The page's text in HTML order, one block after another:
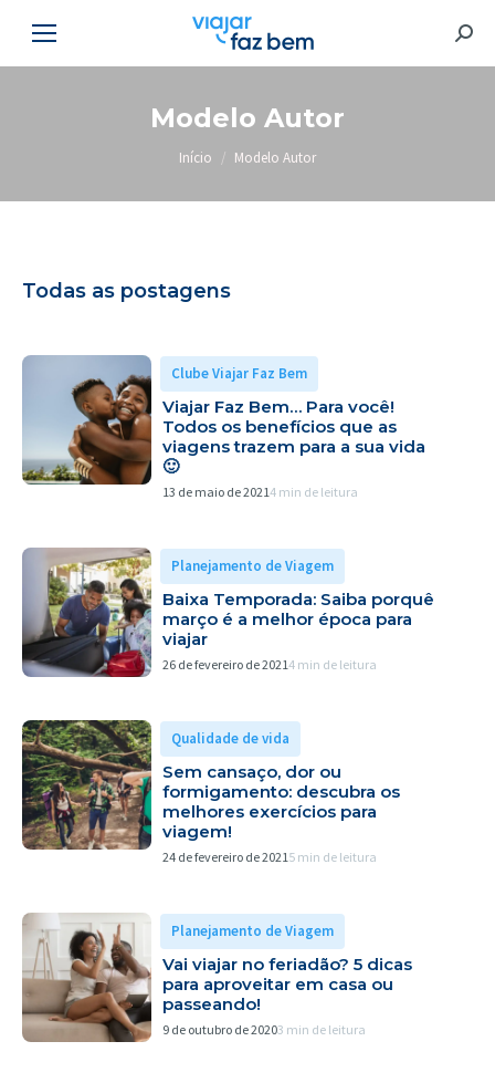
Modelo Autor
Você está aqui:
Início Modelo Autor
Todas as postagens
Clube Viajar Faz Bem
Viajar Faz Bem… Para você!
Todos os benefícios que as
viagens trazem para a sua vida
🙂
13 de maio de 20214 min de leitura
Planejamento de Viagem
Baixa Temporada: Saiba porquê
março é a melhor época para
viajar
26 de fevereiro de 20214 min de leitura
Qualidade de vida
Sem cansaço, dor ou
formigamento: descubra os
melhores exercícios para
viagem!
24 de fevereiro de 20215 min de leitura
Planejamento de Viagem
Vai viajar no feriadão? 5 dicas
para aproveitar em casa ou
passeando!
9 de outubro de 20203 min de leitura